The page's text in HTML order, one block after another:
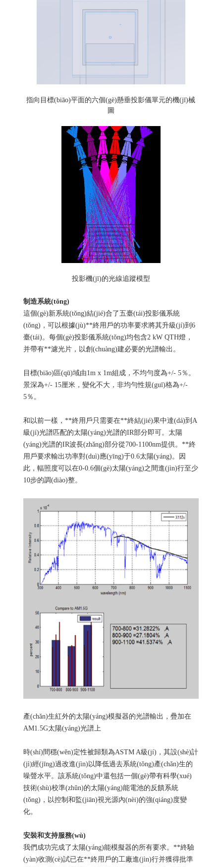
指向目標(biāo)平面的六個(gè)懸垂投影儀單元的機(jī)械
圖
投影機(jī)的光線追蹤模型
制造系統(tǒng)
這個(gè)新系統(tǒng)結(jié)合了五臺(tái)投影儀系統
(tǒng)，可以根據(jù)**終用戶的功率要求將其升級(jí)到6
臺(tái)。每個(gè)投影儀系統(tǒng)均包含2 kW QTH燈，
并帶有**濾光片，以創(chuàng)建必要的光譜輸出。
目標(biāo)區(qū)域由1m x 1m組成，不均勻度為+/- 5％。
景深為+/- 15厘米，變化不大，非均勻性規(guī)格為+/-
5％。
和以前一樣，**終用戶只需要在**終結(jié)果中達(dá)到A
級(jí)光譜匹配的太陽(yáng)光譜的IR部分即可。太陽
(yáng)光譜的IR波長(zhǎng)部分從700-1100nm提供。**終
用戶要求輸出功率對(duì)應(yīng)于0.6太陽(yáng)。因
此，輻照度可以在0-0.6個(gè)太陽(yáng)之間進(jìn)行至少
10步的調(diào)整。
產(chǎn)生紅外的太陽(yáng)模擬器的光譜輸出，疊加在
AM1.5G太陽(yáng)光譜上
時(shí)間穩(wěn)定性被歸類為ASTM A級(jí)，其設(shè)計
(jì)經(jīng)過改進(jìn)以降低過去系統(tǒng)產(chǎn)生的
噪聲水平。該系統(tǒng)中還包括一個(gè)帶有科學(xué)
技術(shù)校準(zhǔn)的太陽(yáng)能電池的反饋系統
(tǒng)，以控制和監(jiān)視光源內(nèi)的強(qiáng)度變
化。
安裝和支持服務(wù)
我們成功完成了太陽(yáng)能模擬器的所有要求。**終驗
(yàn)收測(cè)試已在**終用戶的工廠進(jìn)行并獲得批準